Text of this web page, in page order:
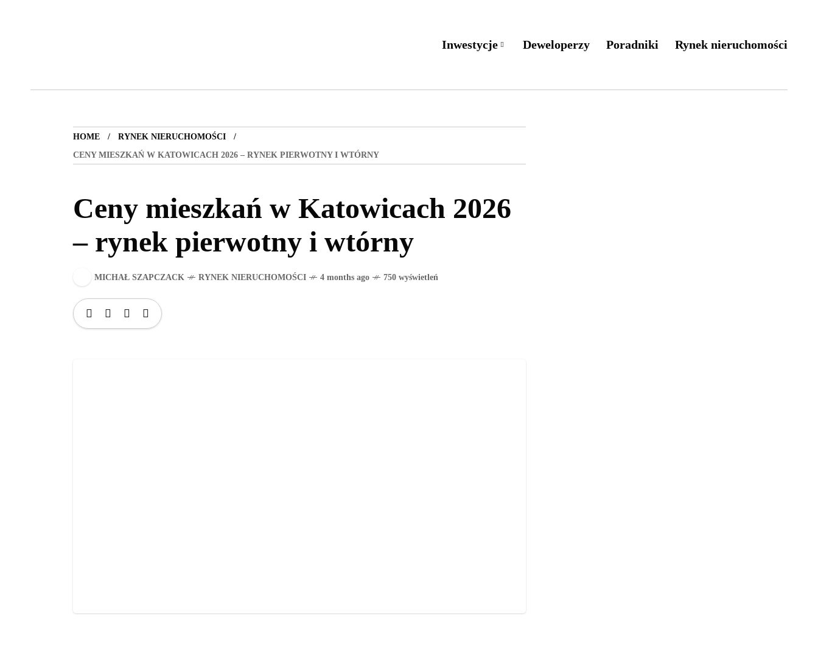
Inwestycje Deweloperzy Poradniki Rynek nieruchomości
HOME
RYNEK NIERUCHOMOŚCI
CENY MIESZKAŃ W KATOWICACH 2026 – RYNEK PIERWOTNY I WTÓRNY
Ceny mieszkań w Katowicach 2026
– rynek pierwotny i wtórny
MICHAŁ SZAPCZACK RYNEK NIERUCHOMOŚCI 4 months ago 750 wyświetleń